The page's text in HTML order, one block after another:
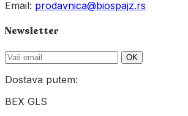
Email: prodavnica@biospajz.rs
Newsletter
OK
Dostava putem:
BEX GLS